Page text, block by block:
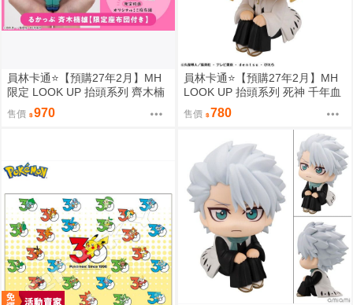
員林卡通⭐️【預購27年2月】MH
限定 LOOK UP 抬頭系列 齊木楠
雄的災難 齊木楠雄 附特典 0813
售價 970
員林卡通⭐️【預購27年2月】MH
LOOK UP 抬頭系列 死神 千年血
戰篇 平子真子 0813
售價 780